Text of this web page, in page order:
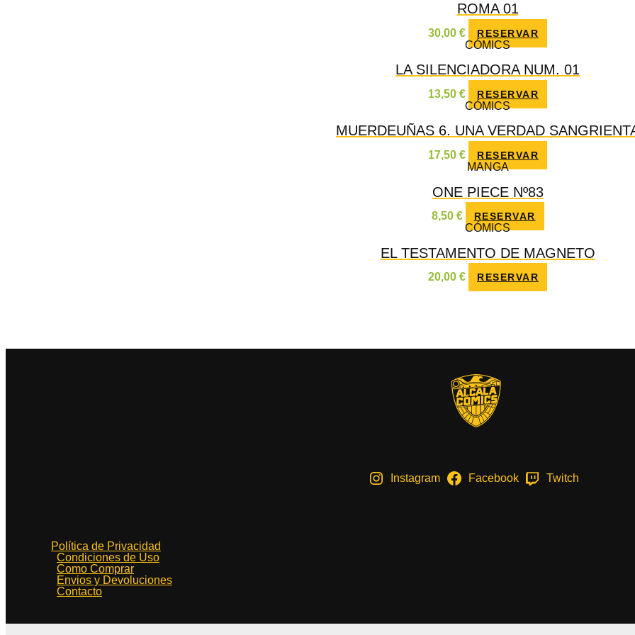
ROMA 01
30,00 € RESERVAR
CÓMICS
LA SILENCIADORA NUM. 01
13,50 € RESERVAR
CÓMICS
MUERDEUÑAS 6. UNA VERDAD
17,50 € RESERVAR
MANGA
ONE PIECE Nº83
8,50 € RESERVAR
CÓMICS
EL TESTAMENTO DE MAGNETO
20,00 € RESERVAR
Instagram Facebook Twitch
Política de Privacidad
Condiciones de Uso
Como Comprar
Envios y Devoluciones
Contacto